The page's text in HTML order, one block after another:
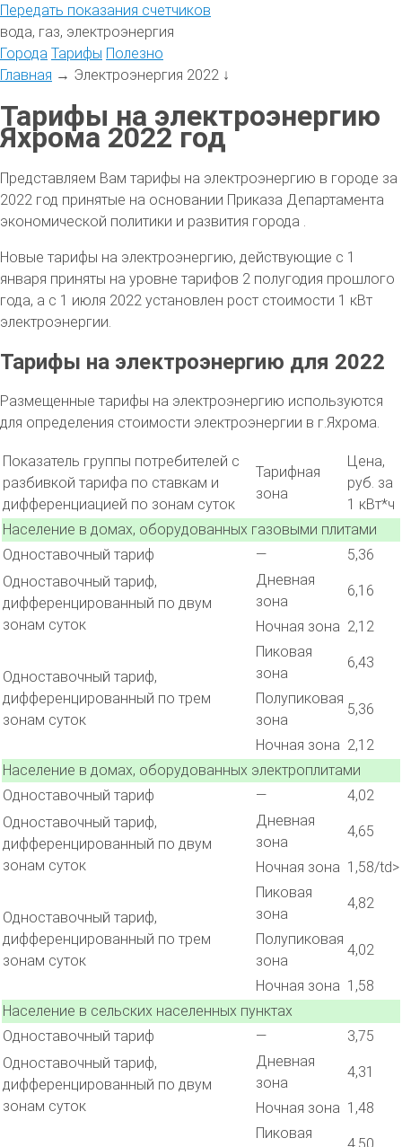
Передать показания счетчиков
вода, газ, электроэнергия
Города Тарифы Полезно
Главная → Электроэнергия 2022 ↓
Тарифы на электроэнергию
Яхрома 2022 год
Представляем Вам тарифы на электроэнергию в городе за
2022 год принятые на основании Приказа Департамента
экономической политики и развития города .
Новые тарифы на электроэнергию, действующие с 1
января приняты на уровне тарифов 2 полугодия прошлого
года, а с 1 июля 2022 установлен рост стоимости 1 кВт
электроэнергии.
Тарифы на электроэнергию для 2022
Размещенные тарифы на электроэнергию используются
для определения стоимости электроэнергии в г.Яхрома.
Показатель группы потребителей с
разбивкой тарифа по ставкам и
дифференциацией по зонам суток
Тарифная
зона
Цена,
руб. за
1 кВт*ч
Население в домах, оборудованных газовыми плитами
Одноставочный тариф
—
5,36
Одноставочный тариф,
дифференцированный по двум
зонам суток
Дневная
зона
6,16
Ночная зона 2,12
Одноставочный тариф,
дифференцированный по трем
зонам суток
Пиковая
зона
6,43
Полупиковая
зона
5,36
Ночная зона 2,12
Население в домах, оборудованных электроплитами
Одноставочный тариф
—
4,02
Одноставочный тариф,
дифференцированный по двум
зонам суток
Дневная
зона
4,65
Ночная зона 1,58/td>
Одноставочный тариф,
дифференцированный по трем
зонам суток
Пиковая
зона
4,82
Полупиковая
зона
4,02
Ночная зона 1,58
Население в сельских населенных пунктах
Одноставочный тариф
—
3,75
Одноставочный тариф,
дифференцированный по двум
зонам суток
Дневная
зона
4,31
Ночная зона 1,48
Пиковая
4,50